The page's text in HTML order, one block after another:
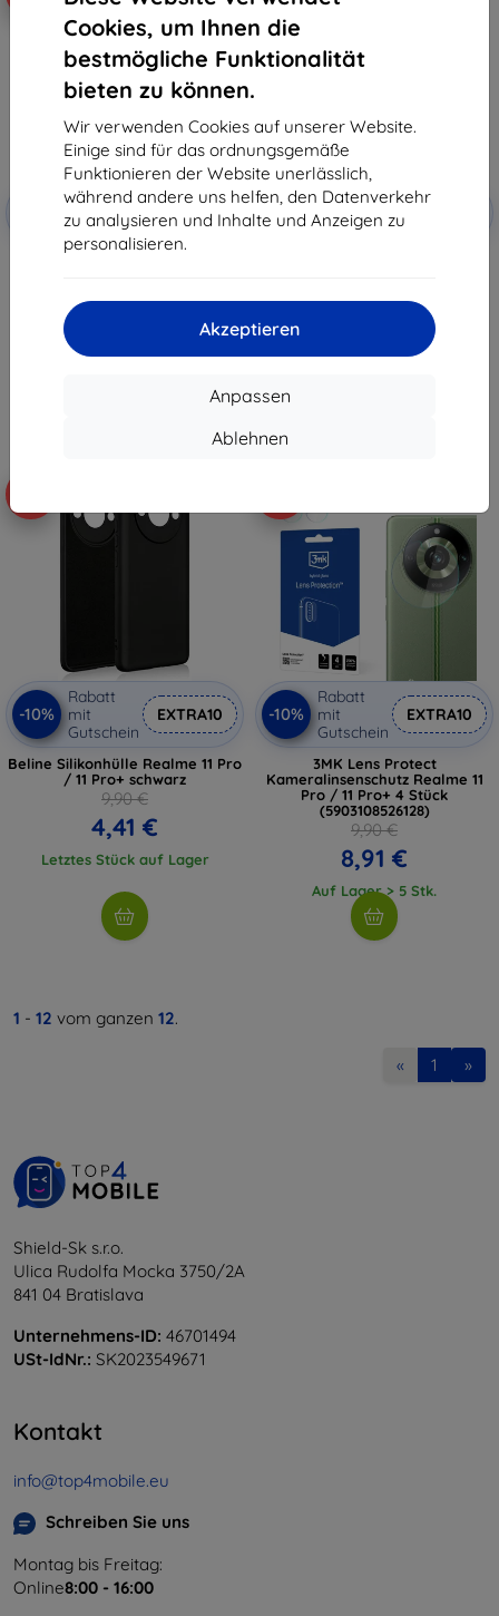
Cookies, um Ihnen die
bestmögliche Funktionalität
bieten zu können.
Wir verwenden Cookies auf unserer Website.
Einige sind für das ordnungsgemäße
Funktionieren der Website unerlässlich,
während andere uns helfen, den Datenverkehr
zu analysieren und Inhalte und Anzeigen zu
personalisieren.
Akzeptieren
Anpassen
Ablehnen
Rabatt
Gutschein
EXTRA10
21,90 €
Auf Lager > 5 Stk.
-10%
Rabatt
mit
Gutschein
14,90 €
Auf Lager > 5 Stk.
-10%
Rabatt
mit
Gutschein
EXTRA10
Beline Silikonhülle Realme 11 Pro
/ 11 Pro+ schwarz
9,90 €
4,41 €
Letztes Stück auf Lager
-10%
Rabatt
mit
Gutschein
EXTRA10
3MK Lens Protect
Kameralinsenschutz Realme 11
Pro / 11 Pro+ 4 Stück
(5903108526128)
9,90 €
8,91 €
Auf Lager > 5 Stk.
1 - 12 vom ganzen 12.
« 1 »
Shield-Sk s.r.o.
Ulica Rudolfa Mocka 3750/2A
841 04 Bratislava
Unternehmens-ID: 46701494
USt-IdNr.: SK2023549671
Kontakt
info@top4mobile.eu
Schreiben Sie uns
Montag bis Freitag:
Online8:00 - 16:00